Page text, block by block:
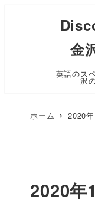
金
英語のス
沢
ホーム 2020年
2020年